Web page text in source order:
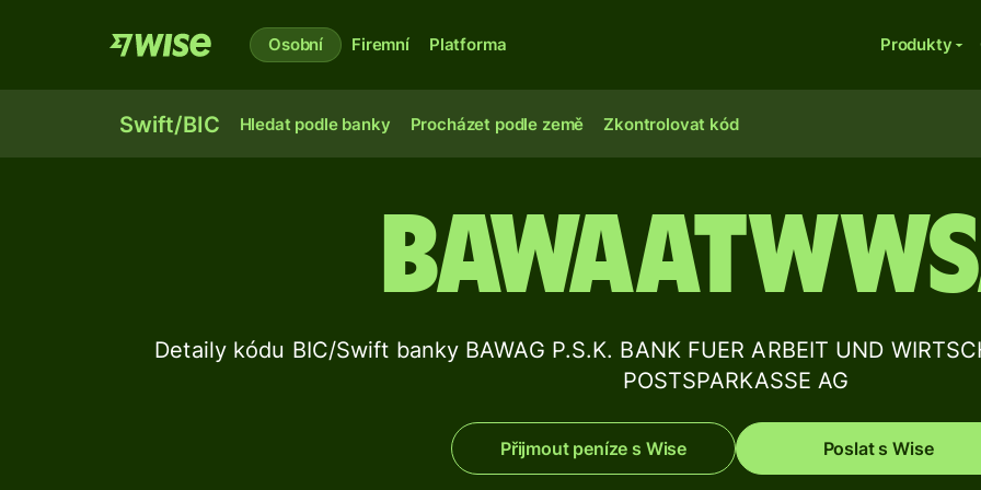
Osobní Firemní Platforma Produkty
Swift/BIC Hledat podle banky Procházet podle země Zkontrolovat kód
Detaily kódu BIC/Swift banky BAWAG P.S.K. BANK FUER ARBEIT UND
POSTSPARKASSE AG
Přijmout peníze s Wise Poslat s Wise